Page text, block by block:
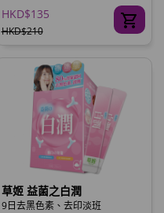
HKD$135
HKD$210
草姬 益菌之白潤
9日去黑色素、去印淡班